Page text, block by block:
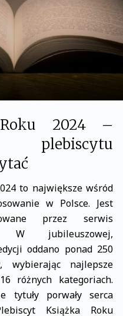
2024 –
to największe wśród
w Polsce. Jest
przez serwis
W jubileuszowej,
oddano ponad 250
wybierając najlepsze
różnych kategoriach.
tytuły porwały serca
Książka Roku